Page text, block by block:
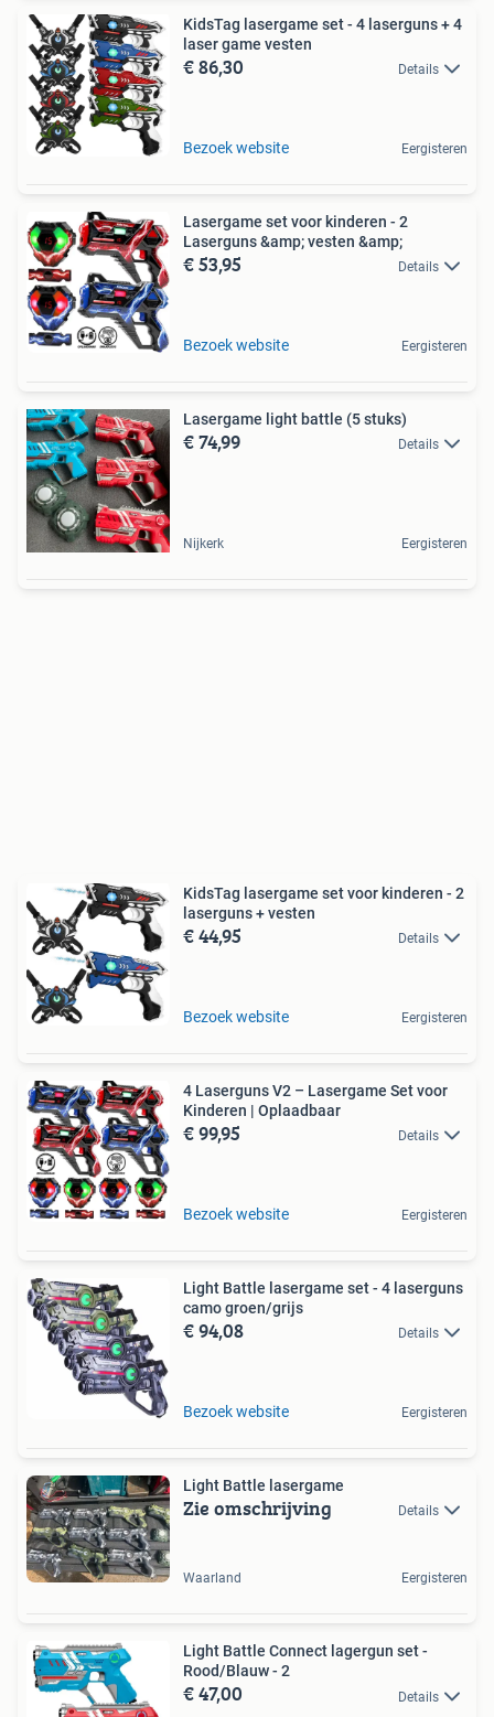
KidsTag lasergame set - 4 laserguns + 4
laser game vesten
€ 86,30 Details
Bezoek website Eergisteren
Lasergame set voor kinderen - 2
Laserguns &amp; vesten &amp;
€ 53,95 Details
Bezoek website Eergisteren
Lasergame light battle (5 stuks)
€ 74,99 Details
Nijkerk Eergisteren
KidsTag lasergame set voor kinderen - 2
laserguns + vesten
€ 44,95 Details
Bezoek website Eergisteren
4 Laserguns V2 – Lasergame Set voor
Kinderen | Oplaadbaar
€ 99,95 Details
Bezoek website Eergisteren
Light Battle lasergame set - 4 laserguns
camo groen/grijs
€ 94,08 Details
Bezoek website Eergisteren
Light Battle lasergame
Zie omschrijving Details
Waarland Eergisteren
Light Battle Connect lagergun set -
Rood/Blauw - 2
€ 47,00 Details